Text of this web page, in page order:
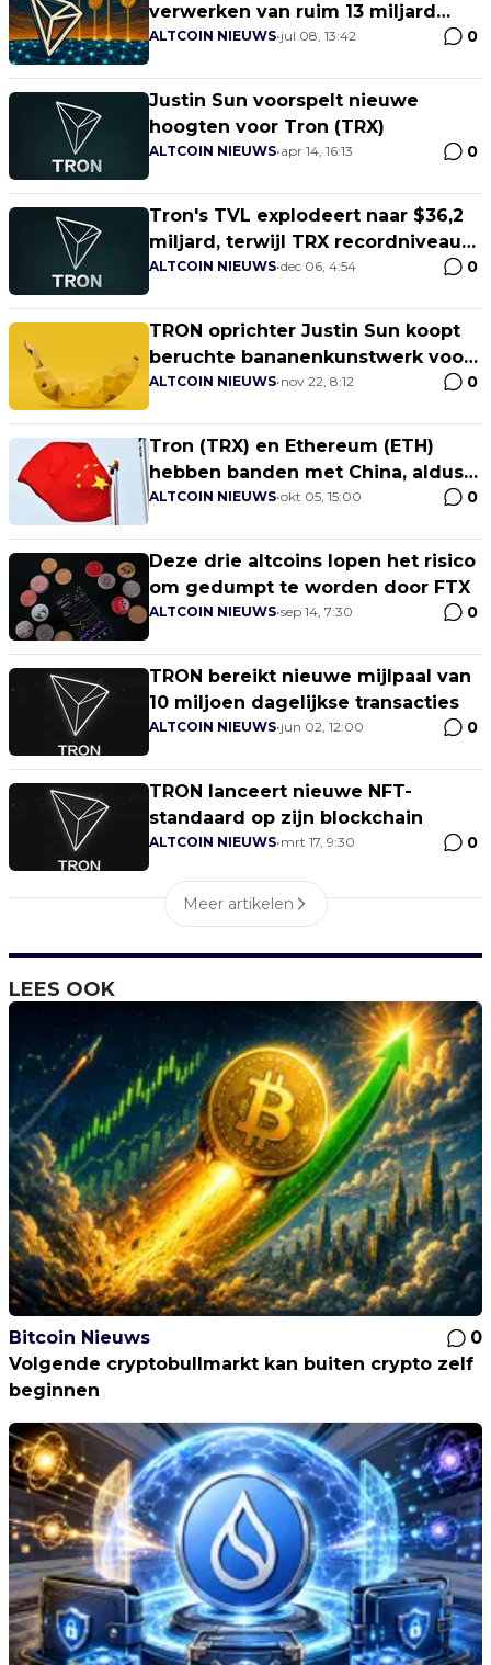
verwerken van ruim 13 miljard
transacties
ALTCOIN NIEUWS•jul 08, 13:42 0
Justin Sun voorspelt nieuwe
hoogten voor Tron (TRX)
ALTCOIN NIEUWS•apr 14, 16:13 0
Tron's TVL explodeert naar $36,2
miljard, terwijl TRX recordniveau
bereikt
ALTCOIN NIEUWS•dec 06, 4:54 0
TRON oprichter Justin Sun koopt
beruchte bananenkunstwerk voor
$6,2 miljoen
ALTCOIN NIEUWS•nov 22, 8:12 0
Tron (TRX) en Ethereum (ETH)
hebben banden met China, aldus
on-chain onderzoeker
ALTCOIN NIEUWS•okt 05, 15:00 0
Deze drie altcoins lopen het risico
om gedumpt te worden door FTX
ALTCOIN NIEUWS•sep 14, 7:30 0
TRON bereikt nieuwe mijlpaal van
10 miljoen dagelijkse transacties
ALTCOIN NIEUWS•jun 02, 12:00 0
TRON lanceert nieuwe NFT-
standaard op zijn blockchain
ALTCOIN NIEUWS•mrt 17, 9:30 0
Meer artikelen
LEES OOK
Bitcoin Nieuws
0
Volgende cryptobullmarkt kan buiten crypto zelf
beginnen